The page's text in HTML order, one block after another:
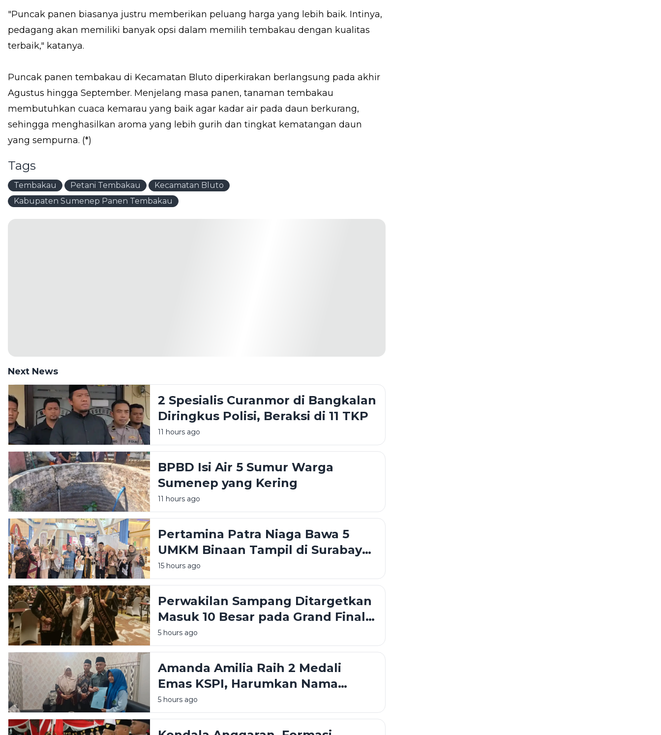
"Puncak panen biasanya justru memberikan peluang harga yang lebih baik. Intinya,
pedagang akan memiliki banyak opsi dalam memilih tembakau dengan kualitas
terbaik," katanya.
Puncak panen tembakau di Kecamatan Bluto diperkirakan berlangsung pada akhir
Agustus hingga September. Menjelang masa panen, tanaman tembakau
membutuhkan cuaca kemarau yang baik agar kadar air pada daun berkurang,
sehingga menghasilkan aroma yang lebih gurih dan tingkat kematangan daun
yang sempurna. (*)
Tags
Tembakau Petani Tembakau
Kecamatan Bluto
Kabupaten Sumenep Panen Tembakau
Next News
2 Spesialis Curanmor di Bangkalan
Diringkus Polisi, Beraksi di 11 TKP
11 hours ago
BPBD Isi Air 5 Sumur Warga
Sumenep yang Kering
11 hours ago
Pertamina Patra Niaga Bawa 5
UMKM Binaan Tampil di Surabaya
Great Expo 2026
15 hours ago
Perwakilan Sampang Ditargetkan
Masuk 10 Besar pada Grand Final
Raka Raki Jatim 2026
5 hours ago
Amanda Amilia Raih 2 Medali
Emas KSPI, Harumkan Nama
Sampang di Tingkat Nasional
5 hours ago